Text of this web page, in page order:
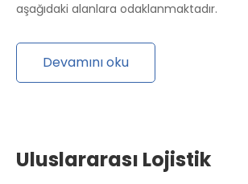
aşağıdaki alanlara odaklanmaktadır.
Devamını oku
Uluslararası Lojistik